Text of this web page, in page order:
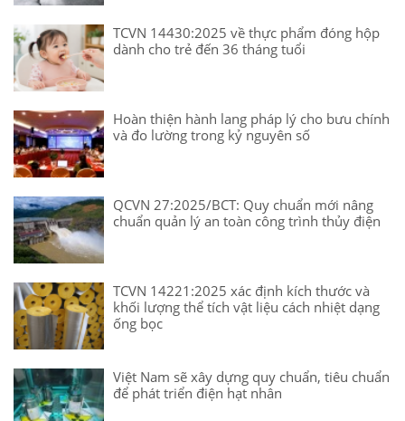
TCVN 14430:2025 về thực phẩm đóng hộp
dành cho trẻ đến 36 tháng tuổi
Hoàn thiện hành lang pháp lý cho bưu chính
và đo lường trong kỷ nguyên số
QCVN 27:2025/BCT: Quy chuẩn mới nâng
chuẩn quản lý an toàn công trình thủy điện
TCVN 14221:2025 xác định kích thước và
khối lượng thể tích vật liệu cách nhiệt dạng
ống bọc
Việt Nam sẽ xây dựng quy chuẩn, tiêu chuẩn
để phát triển điện hạt nhân